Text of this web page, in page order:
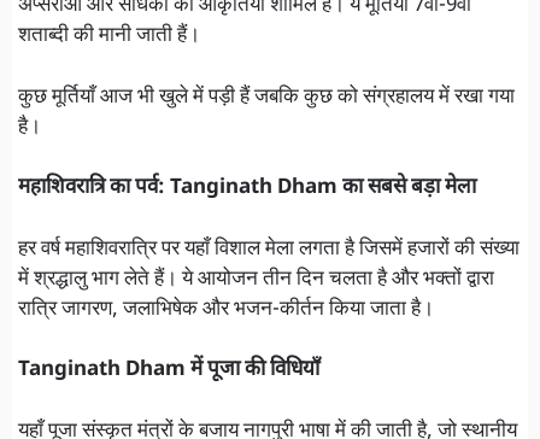
अप्सराओं और साधकों की आकृतियाँ शामिल हैं। ये मूर्तियाँ 7वीं-9वीं
शताब्दी की मानी जाती हैं।
कुछ मूर्तियाँ आज भी खुले में पड़ी हैं जबकि कुछ को संग्रहालय में रखा गया
है।
महाशिवरात्रि का पर्व: Tanginath Dham का सबसे बड़ा मेला
हर वर्ष महाशिवरात्रि पर यहाँ विशाल मेला लगता है जिसमें हजारों की संख्या
में श्रद्धालु भाग लेते हैं। ये आयोजन तीन दिन चलता है और भक्तों द्वारा
रात्रि जागरण, जलाभिषेक और भजन-कीर्तन किया जाता है।
Tanginath Dham में पूजा की विधियाँ
यहाँ पूजा संस्कृत मंत्रों के बजाय नागपुरी भाषा में की जाती है, जो स्थानीय